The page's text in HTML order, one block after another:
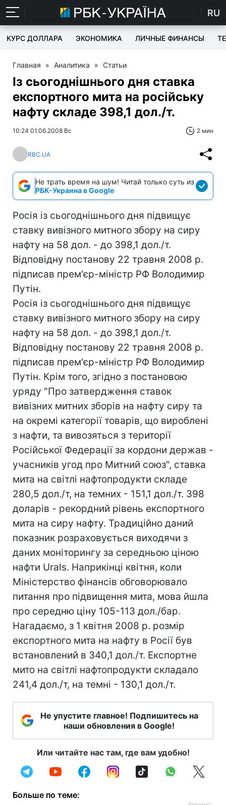
RU
КУРС ДОЛЛАРА ЭКОНОМИКА ЛИЧНЫЕ ФИНАНСЫ
Главная » Аналитика » Статьи
Із сьогоднішнього дня ставка
експортного мита на російську
нафту складе 398,1 дол./т.
10:24 01.06.2008 Вс 2 мин
RBC.UA
Не трать время на шум! Читай только суть из
РБК-Украина в Google
Росія із сьогоднішнього дня підвищує
ставку вивізного митного збору на сиру
нафту на 58 дол. - до 398,1 дол./т.
Відповідну постанову 22 травня 2008 р.
підписав прем'єр-міністр РФ Володимир
Путін.
Росія із сьогоднішнього дня підвищує
ставку вивізного митного збору на сиру
нафту на 58 дол. - до 398,1 дол./т.
Відповідну постанову 22 травня 2008 р.
підписав прем'єр-міністр РФ Володимир
Путін. Крім того, згідно з постановою
уряду "Про затвердження ставок
вивізних митних зборів на нафту сиру та
на окремі категорії товарів, що вироблені
з нафти, та вивозяться з території
Російської Федерації за кордони держав -
учасників угод про Митний союз", ставка
мита на світлі нафтопродукти складе
280,5 дол./т, на темних - 151,1 дол./т. 398
доларів - рекордний рівень експортного
мита на сиру нафту. Традиційно даний
показник розраховується виходячи з
даних моніторингу за середньою ціною
нафти Urals. Наприкінці квітня, коли
Міністерство фінансів обговорювало
питання про підвищення мита, мова йшла
про середню ціну 105-113 дол./бар.
Нагадаємо, з 1 квітня 2008 р. розмір
експортного мита на нафту в Росії був
встановлений в 340,1 дол./т. Експортне
мито на світлі нафтопродукти складало
241,4 дол./т, на темні - 130,1 дол./т.
Не упустите главное! Подпишитесь на
наши обновления в Google!
Или читайте нас там, где вам удобно!
Больше по теме: